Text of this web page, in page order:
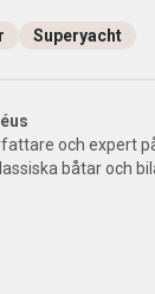
Superyacht
och expert
båtar och